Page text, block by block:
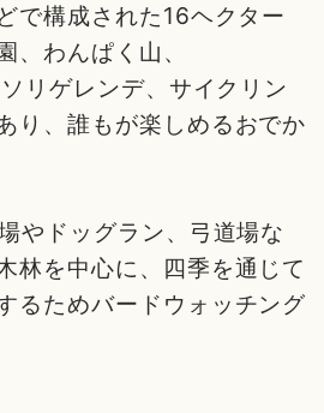
で構成された16ヘクター
、わんぱく山、
リゲレンデ、サイクリン
り、誰もが楽しめるおでか
やドッグラン、弓道場な
林を中心に、四季を通じて
るためバードウォッチング